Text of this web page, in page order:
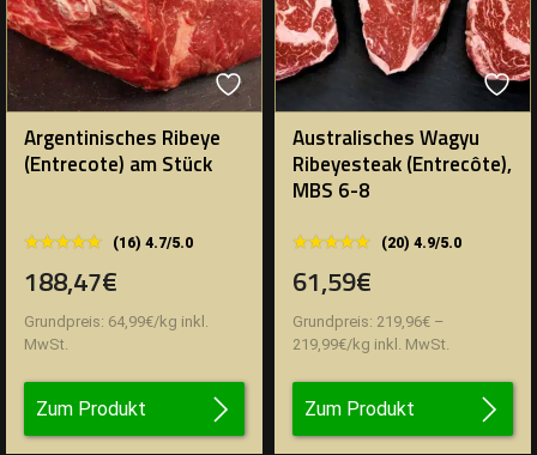
Argentinisches Ribeye
(Entrecote) am Stück
★★★★★
★★★★★ (16) 4.7/5.0
188,47€
Grundpreis: 64,99€/kg inkl.
MwSt.
Zum Produkt
Australisches Wagyu
Ribeyesteak (Entrecôte),
MBS 6-8
★★★★★
★★★★★ (20) 4.9/5.0
61,59€
Grundpreis: 219,96€ –
219,99€/kg inkl. MwSt.
Zum Produkt